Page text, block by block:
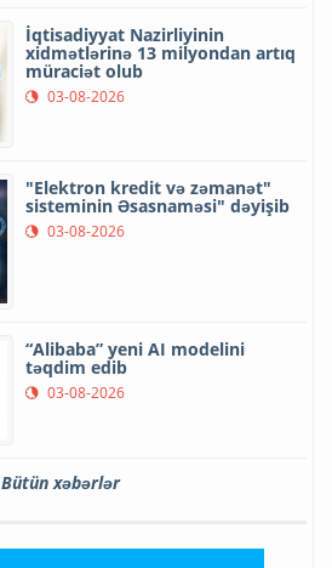
İqtisadiyyat Nazirliyinin
xidmətlərinə 13 milyondan artıq
müraciət olub
03-08-2026
"Elektron kredit və zəmanət"
sisteminin Əsasnaməsi" dəyişib
03-08-2026
“Alibaba” yeni AI modelini
təqdim edib
03-08-2026
Bütün xəbərlər